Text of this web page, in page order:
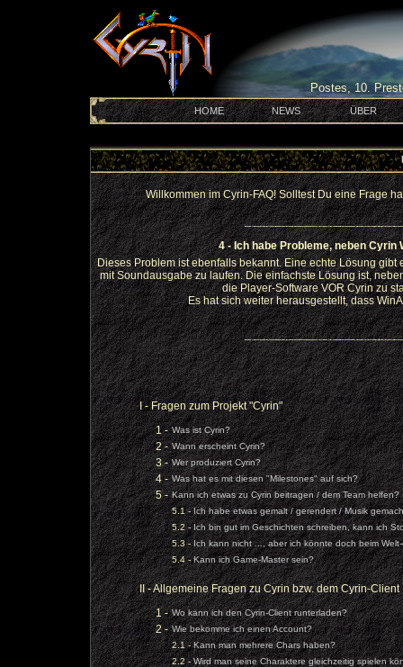
HOME NEWS ÜBER
Postes, 10.
Willkommen im Cyrin-FAQ! Solltest Du eine Frage
4 - Ich habe Probleme, neben
Dieses Problem ist ebenfalls bekannt. Eine echte Lösung
mit Soundausgabe zu laufen. Die einfachste Lösung ist,
die Player-Software VOR Cyrin zu
Es hat sich weiter herausgestellt, dass
I - Fragen zum Projekt "Cyrin"
1 - Was ist Cyrin?
2 - Wann erscheint Cyrin?
3 - Wer produziert Cyrin?
4 - Was hat es mit diesen "Milestones" auf sich?
5 - Kann ich etwas zu Cyrin beitragen / dem Team helfen?
5.1 -Ich habe etwas gemalt / gerendert / Musik
5.2 -Ich bin gut im Geschichten schreiben, kann ich
5.3 -Ich kann nicht ..., aber ich könnte doch beim
5.4 -Kann ich Game-Master sein?
II - Allgemeine Fragen zu Cyrin bzw. dem Cyrin-Client
1 - Wo kann ich den Cyrin-Client runterladen?
2 - Wie bekomme ich einen Account?
2.1 -Kann man mehrere Chars haben?
2.2 -Wird man seine Charaktere gleichzeitig spielen